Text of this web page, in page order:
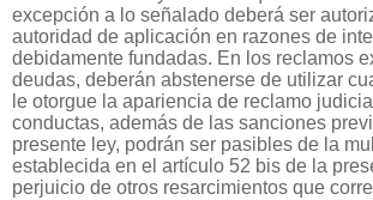
excepción a lo señalado deberá ser
autoridad de aplicación en razones de
debidamente fundadas. En los reclamos
deudas, deberán abstenerse de utilizar
le otorgue la apariencia de reclamo
conductas, además de las sanciones
presente ley, podrán ser pasibles de la
establecida en el artículo 52 bis de la
perjuicio de otros resarcimientos que